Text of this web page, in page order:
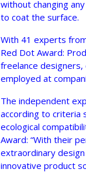
without changing
to coat the surface.
With 41 experts
Red Dot Award:
freelance
employed at
The independent
according to criteria
ecological
Award: “With their
extraordinary
innovative product